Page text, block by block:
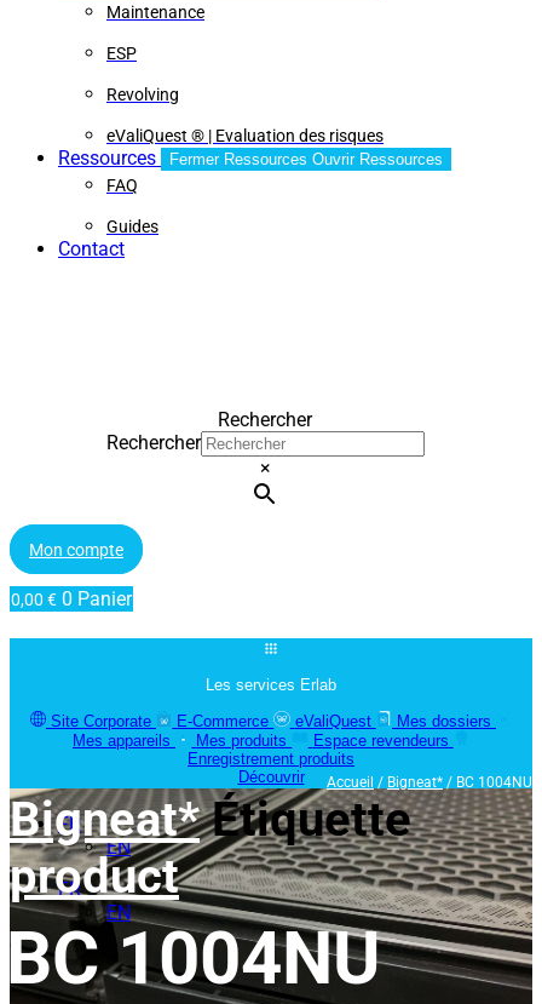
Maintenance
ESP
Revolving
eValiQuest ® | Evaluation des risques
Ressources Fermer Ressources Ouvrir Ressources
FAQ
Guides
Contact
Rechercher
Rechercher
×
Mon compte
0,00 € 0 Panier
Les services Erlab
Site Corporate
E-Commerce eValiQuest
Mes dossiers
Mes appareils
Mes produits
Espace revendeurs
Enregistrement produits
Découvrir
FR
EN
FR
EN
Accueil / Bigneat* / BC 1004NU
Bigneat* Étiquette
product
BC 1004NU